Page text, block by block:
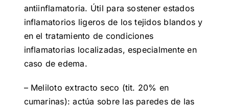
antiinflamatoria. Útil para sostener estados
inflamatorios ligeros de los tejidos blandos y
en el tratamiento de condiciones
inflamatorias localizadas, especialmente en
caso de edema.
– Meliloto extracto seco (tit. 20% en
cumarinas): actúa sobre las paredes de las